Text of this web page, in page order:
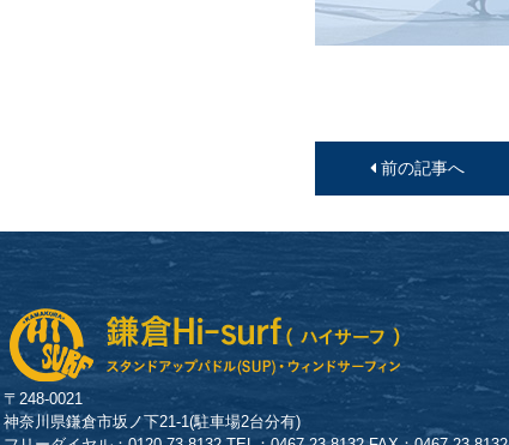
前の記事へ
〒248-0021
神奈川県鎌倉市坂ノ下21-1(駐車場2台分有)